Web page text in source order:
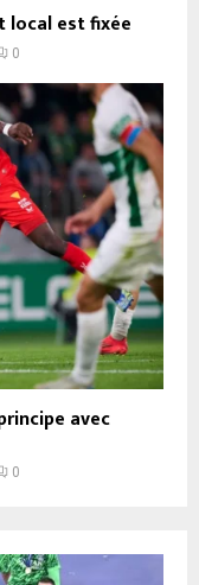
local est fixée
0
avec
0